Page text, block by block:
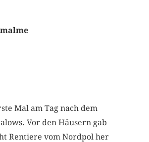
Mal am Tag nach dem
Vor den Häusern gab
Rentiere vom Nordpol her